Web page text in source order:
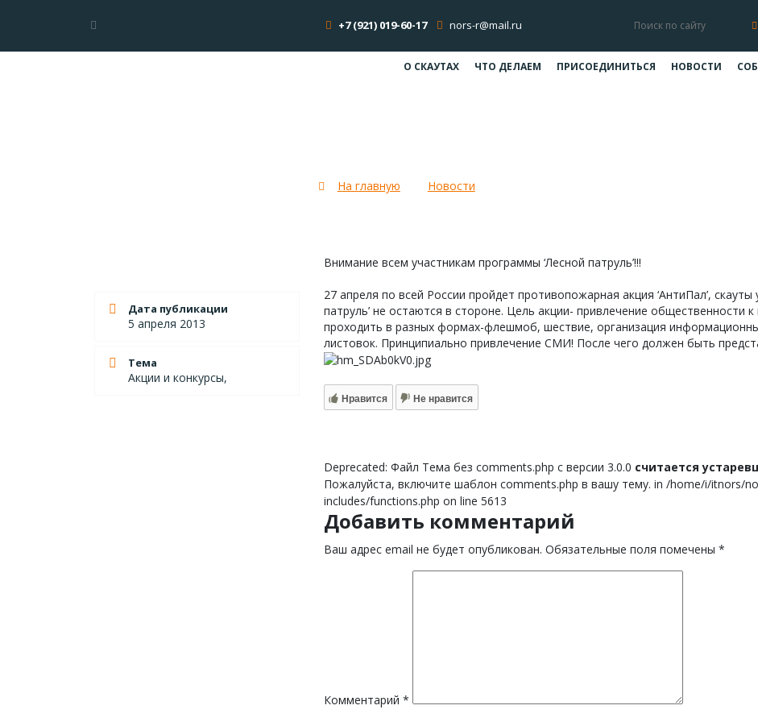
+7 (921) 019-60-17 nors-r@mail.ru
О СКАУТАХ ЧТО ДЕЛАЕМ ПРИСОЕДИНИТЬСЯ НОВОСТИ
На главную Новости
Дата публикации
5 апреля 2013
Тема
Акции и конкурсы,
Внимание всем участникам программы ‘Лесной патруль’!!!
27 апреля по всей России пройдет противопожарная акция ‘АнтиПал’,
патруль’ не остаются в стороне. Цель акции- привлечение
проходить в разных формах-флешмоб, шествие, организация
листовок. Принципиально привлечение СМИ! После чего должен быть
Нравится Не нравится
Deprecated: Файл Тема без comments.php с версии 3.0.0 считается
Пожалуйста, включите шаблон comments.php в вашу тему. in /home/i/itnors/
includes/functions.php on line 5613
Добавить комментарий
Ваш адрес email не будет опубликован. Обязательные поля помечены *
Комментарий *